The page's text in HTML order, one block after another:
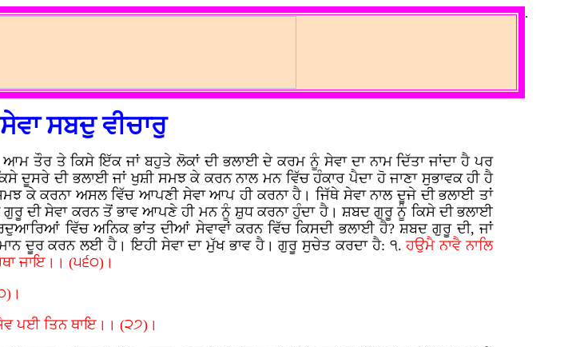
ਸਬਦੁ ਵੀਚਾਰੁ
ਤੌਰ ਤੇ ਕਿਸੇ ਇੱਕ ਜਾਂ ਬਹੁਤੇ ਲੋਕਾਂ ਦੀ ਭਲਾਈ ਦੇ ਕਰਮ ਨੂੰ ਸੇਵਾ ਦਾ ਨਾਮ ਦਿੱਤਾ ਜਾਂਦਾ ਹੈ ਪਰ
ਦੂਸਰੇ ਦੀ ਭਲਾਈ ਜਾਂ ਖੁਸ਼ੀ ਸਮਝ ਕੇ ਕਰਨ ਨਾਲ ਮਨ ਵਿੱਚ ਹੰਕਾਰ ਪੈਦਾ ਹੋ ਜਾਣਾ ਸੁਭਾਵਕ ਹੀ ਹੈ
ਕਰਨਾ ਅਸਲ ਵਿੱਚ ਆਪਣੀ ਸੇਵਾ ਆਪ ਹੀ ਕਰਨਾ ਹੈ। ਜਿੱਥੇ ਸੇਵਾ ਨਾਲ ਦੂਜੇ ਦੀ ਭਲਾਈ ਤਾਂ
ਦੀ ਸੇਵਾ ਕਰਨ ਤੋਂ ਭਾਵ ਆਪਣੇ ਹੀ ਮਨ ਨੂੰ ਸ਼ੁਧ ਕਰਨਾ ਹੁੰਦਾ ਹੈ। ਸ਼ਬਦ ਗੁਰੂ ਨੂੰ ਕਿਸੇ ਦੀ ਭਲਾਈ
ਵਿੱਚ ਅਨਿਕ ਭਾਂਤ ਦੀਆਂ ਸੇਵਾਵਾਂ ਕਰਨ ਵਿੱਚ ਕਿਸਦੀ ਭਲਾਈ ਹੈ? ਸ਼ਬਦ ਗੁਰੂ ਦੀ, ਜਾਂ
ਦੂਰ ਕਰਨ ਲਈ ਹੈ। ਇਹੀ ਸੇਵਾ ਦਾ ਮੁੱਖ ਭਾਵ ਹੈ। ਗੁਰੂ ਸੁਚੇਤ ਕਰਦਾ ਹੈ: ੧.ਹਉਮੈ ਨਾਵੈ ਨਾਲਿ
ਜਾਇ।। (੫੬੦)।
ਪਈ ਤਿਨ ਥਾਇ।। (੨੭)।
.